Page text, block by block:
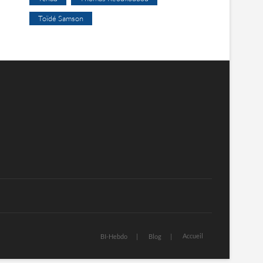
Toïdé Samson
BI-Hebdo Blog Accueil